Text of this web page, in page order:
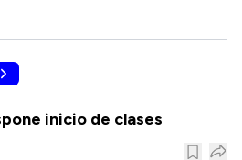
inicio de clases